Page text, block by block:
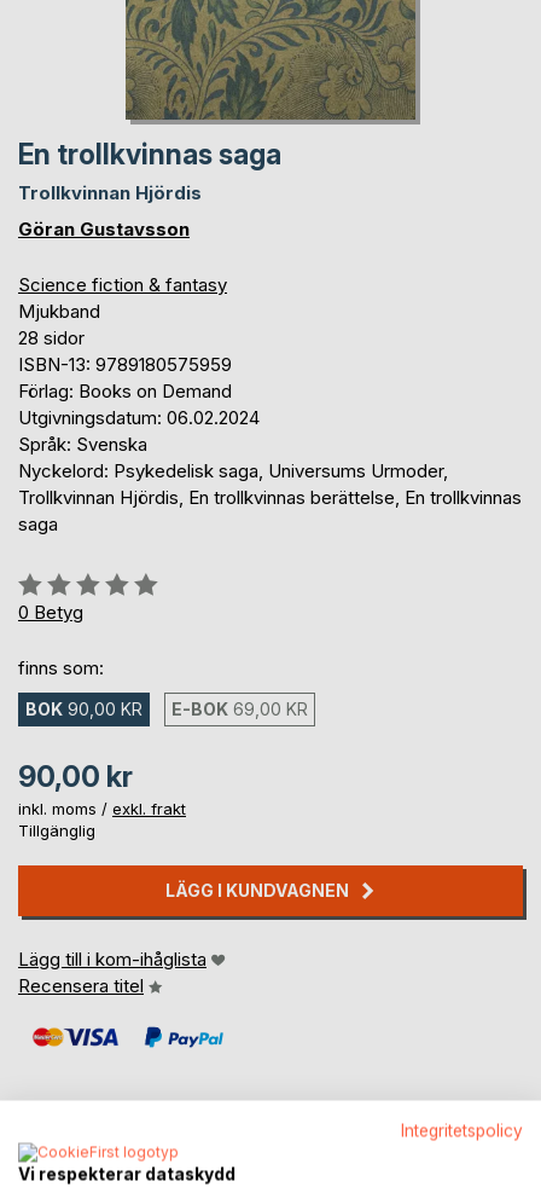
En trollkvinnas saga
Trollkvinnan Hjördis
Göran Gustavsson
Science fiction & fantasy
Mjukband
28 sidor
ISBN-13: 9789180575959
Förlag: Books on Demand
Utgivningsdatum: 06.02.2024
Språk: Svenska
Nyckelord: Psykedelisk saga, Universums Urmoder,
Trollkvinnan Hjördis, En trollkvinnas berättelse, En trollkvinnas
saga
Betyg::
0%
0 Betyg
finns som:
BOK 90,00 KR E-BOK 69,00 KR
90,00 kr
inkl. moms / exkl. frakt
Tillgänglig
LÄGG I KUNDVAGNEN
Lägg till i kom-ihåglista
Recensera titel
BESKRIVNING
Integritetspolicy
Vi respekterar dataskydd